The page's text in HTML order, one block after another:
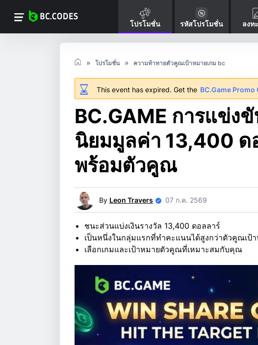
โปรโมชั่น รหัสโปรโมชั่น ลงท
โปรโมชั่น ความท้าทายตัวคูณเป้าหมายเกม bc
This event has expired. Get the BC.Game Promo
BC.GAME การแข่ง
นิยมมูลค่า 13,400 ด
พร้อมตัวคูณ
By Leon Travers 07 ก.ค. 2569
ชนะส่วนแบ่งเงินรางวัล 13,400 ดอลลาร์
เป็นหนึ่งในกลุ่มแรกที่ทำคะแนนได้สูงกว่าตัวคูณเป้า
เลือกเกมและเป้าหมายตัวคูณที่เหมาะสมกับคุณ